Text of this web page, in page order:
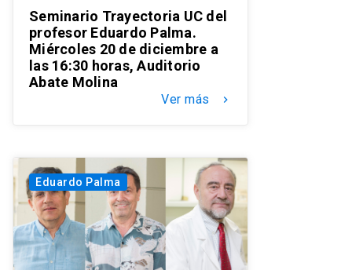
Seminario Trayectoria UC del
profesor Eduardo Palma.
Miércoles 20 de diciembre a
las 16:30 horas, Auditorio
Abate Molina
Ver más keyboard_arrow_right
Eduardo Palma